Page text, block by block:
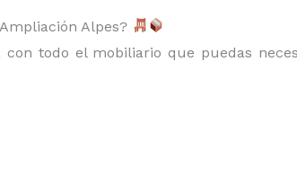
Alpes?
con todo el mobiliario que puedas